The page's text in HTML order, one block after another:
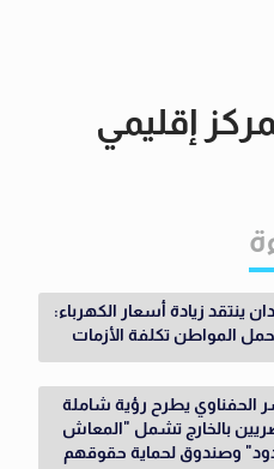
إقليمي
ينتقد زيادة أسعار الكهرباء:
المواطن تكلفة الأزمات
الحفناوي يطرح رؤية شاملة
بالخارج تشمل "المعاش
وصندوق لحماية حقوقهم